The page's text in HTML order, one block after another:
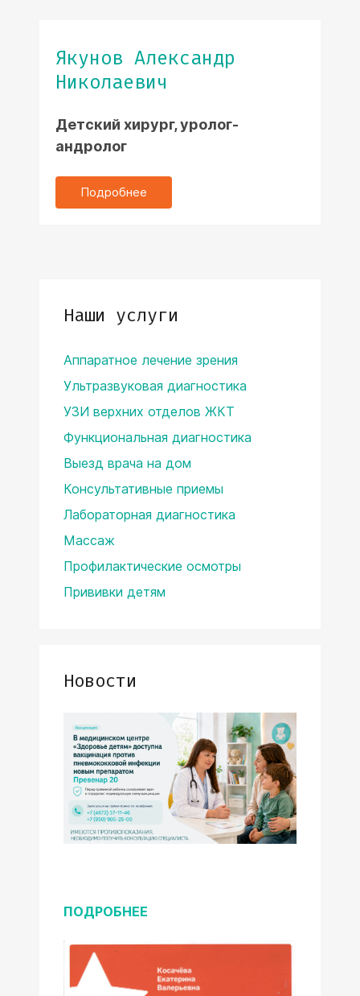
Якунов Александр
Николаевич
Детский хирург, уролог-
андролог
Подробнее
Наши услуги
Аппаратное лечение зрения
Ультразвуковая диагностика
УЗИ верхних отделов ЖКТ
Функциональная диагностика
Выезд врача на дом
Консультативные приемы
Лабораторная диагностика
Массаж
Профилактические осмотры
Прививки детям
Новости
ПОДРОБНЕЕ